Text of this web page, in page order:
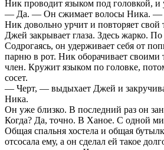
Ник проводит языком под головкой, и
— Да. — Он сжимает волосы Ника. —
Ник довольно урчит и повторяет свой
Джей закрывает глаза. Здесь жарко. По
Содрогаясь, он удерживает себя от
парню в рот. Ник оборачивает своими
член. Кружит языком по головке,
сосет.
— Черт, — выдыхает Джей и
Ника.
Он уже близко. В последний раз он
Когда? Да, точно. В Ханое. С одной
Общая спальня хостела и общая
отсосала ему, а он сделал ей такое